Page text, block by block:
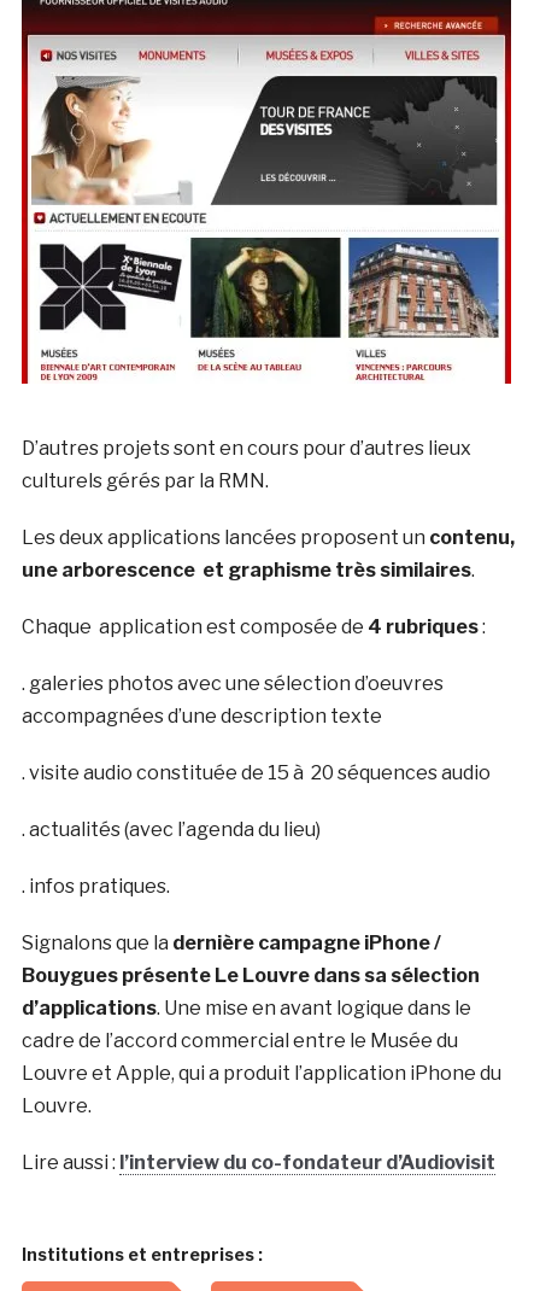
D’autres projets sont en cours pour d’autres lieux
culturels gérés par la RMN.
Les deux applications lancées proposent un contenu,
une arborescence et graphisme très similaires.
Chaque application est composée de 4 rubriques:
. galeries photos avec une sélection d’oeuvres
accompagnées d’une description texte
. visite audio constituée de 15 à 20 séquences audio
. actualités (avec l’agenda du lieu)
. infos pratiques.
Signalons que la dernière campagne iPhone /
Bouygues présente Le Louvre dans sa sélection
d’applications. Une mise en avant logique dans le
cadre de l’accord commercial entre le Musée du
Louvre et Apple, qui a produit l’application iPhone du
Louvre.
Lire aussi : l’interview du co-fondateur d’Audiovisit
Institutions et entreprises :